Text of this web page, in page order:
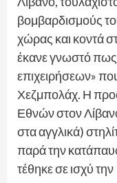
βομβαρδισμούς
χώρας και κοντά
έκανε γνωστό πως
επιχειρήσεων»
Χεζμπολάχ. Η
Εθνών στον
στα αγγλικά)
παρά την
τέθηκε σε ισχύ